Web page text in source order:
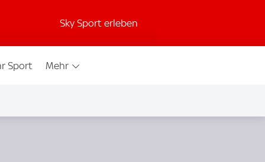
Sky Sport erleben
Sport Mehr